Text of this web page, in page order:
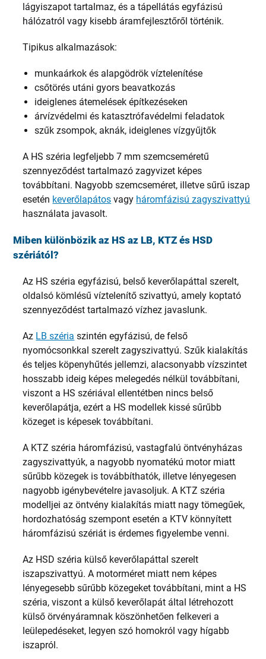
lágyiszapot tartalmaz, és a tápellátás egyfázisú
hálózatról vagy kisebb áramfejlesztőről történik.
Tipikus alkalmazások:
munkaárkok és alapgödrök víztelenítése
csőtörés utáni gyors beavatkozás
ideiglenes átemelések építkezéseken
árvízvédelmi és katasztrófavédelmi feladatok
szűk zsompok, aknák, ideiglenes vízgyűjtők
A HS széria legfeljebb 7 mm szemcseméretű
szennyeződést tartalmazó zagyvizet képes
továbbítani. Nagyobb szemcseméret, illetve sűrű iszap
esetén keverőlapátos vagy háromfázisú zagyszivattyú
használata javasolt.
Miben különbözik az HS az LB, KTZ és HSD
szériától?
Az HS széria egyfázisú, belső keverőlapáttal szerelt,
oldalsó kömlésű víztelenítő szivattyú, amely koptató
szennyeződést tartalmazó vízhez javaslunk.
Az LB széria szintén egyfázisú, de felső
nyomócsonkkal szerelt zagyszivattyú. Szűk kialakítás
és teljes köpenyhűtés jellemzi, alacsonyabb vízszintet
hosszabb ideig képes melegedés nélkül továbbítani,
viszont a HS szériával ellentétben nincs belső
keverőlapátja, ezért a HS modellek kissé sűrűbb
közeget is képesek továbbítani.
A KTZ széria háromfázisú, vastagfalú öntvényházas
zagyszivattyúk, a nagyobb nyomatékú motor miatt
sűrűbb közegek is továbbíthatók, illetve lényegesen
nagyobb igénybevételre javasoljuk. A KTZ széria
modelljei az öntvény kialakítás miatt nagy tömegűek,
hordozhatóság szempont esetén a KTV könnyített
háromfázisú szériát is érdemes figyelembe venni.
Az HSD széria külső keverőlapáttal szerelt
iszapszivattyú. A motorméret miatt nem képes
lényegesebb sűrűbb közegeket továbbítani, mint a HS
széria, viszont a külső keverőlapát által létrehozott
külső örvényáramnak köszönhetően felkeveri a
leülepedéseket, legyen szó homokról vagy hígabb
iszapról.